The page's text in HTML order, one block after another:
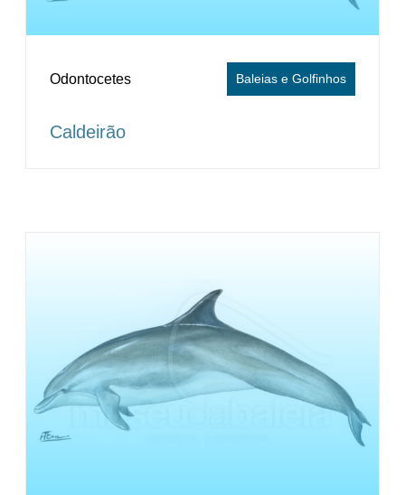
Baleias e Golfinhos
Odontocetes
Caldeirão